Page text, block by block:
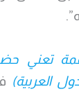
تعني
العربية)